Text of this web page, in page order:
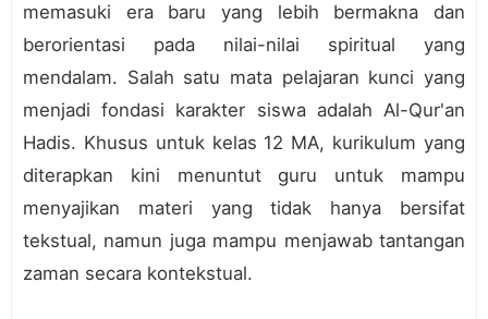
memasuki era baru yang lebih bermakna dan
berorientasi pada nilai-nilai spiritual yang
mendalam. Salah satu mata pelajaran kunci yang
menjadi fondasi karakter siswa adalah Al-Qur'an
Hadis. Khusus untuk kelas 12 MA, kurikulum yang
diterapkan kini menuntut guru untuk mampu
menyajikan materi yang tidak hanya bersifat
tekstual, namun juga mampu menjawab tantangan
zaman secara kontekstual.